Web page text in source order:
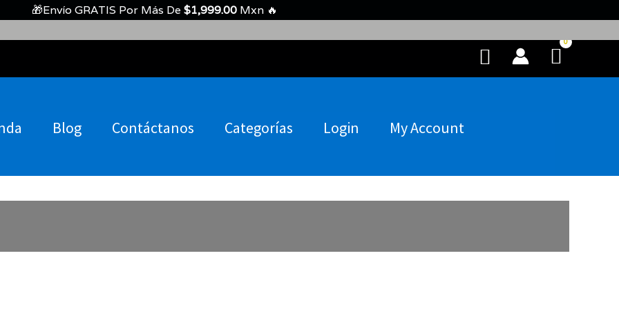
Buscar
Blog Contáctanos Categorías Login
My Account
🎁Envío GRATIS Por Más De $1,999.00 Mxn 🔥